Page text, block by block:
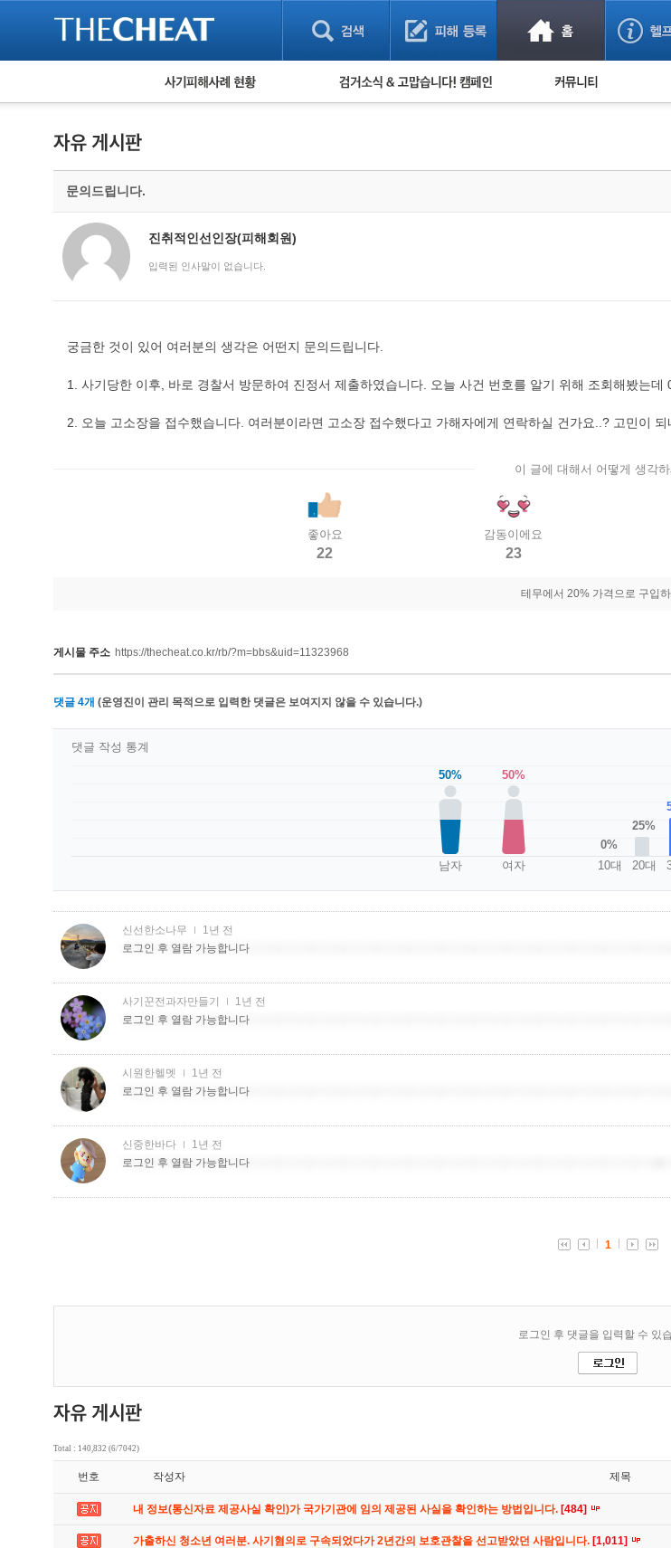
피해사례 현황
유해사이트 목록
비공개 피해사례
워킹홀리데이 피해사례
검거 소식 사기 예방했어요!
문의드립니다.
진취적인선인장(피해회원)
입력된 인사말이 없습니다.
궁금한 것이 있어 여러분의 생각은 어떤지 문의드립니다.
1. 사기당한 이후, 바로 경찰서 방문하여 진정서 제출하였습니다. 오늘 사건 번호를 알기 위해 조회해봤는
2. 오늘 고소장을 접수했습니다. 여러분이라면 고소장 접수했다고 가해자에게 연락하실 건가요..? 고민이 되
이 글에 대해서 어떻게 생각
좋아요
22
감동이에요
23
테무에서 20% 가격으로 구입
게시물 주소 https://thecheat.co.kr/rb/?m=bbs&uid=11323968
댓글 4개 (운영진이 관리 목적으로 입력한 댓글은 보여지지 않을 수 있습니다.)
50%
남자
50%
여자
0%
10대
25%
20대
댓글 작성 통계
Total : 140,832 (6/7042)
번호 작성자 제목
내 정보(통신자료 제공사실 확인)가 국가기관에 임의 제공된 사실을 확인하는 방법입니다. [484]
가출하신 청소년 여러분. 사기혐의로 구속되었다가 2년간의 보호관찰을 선고받았던 사람입니다. [1,011]